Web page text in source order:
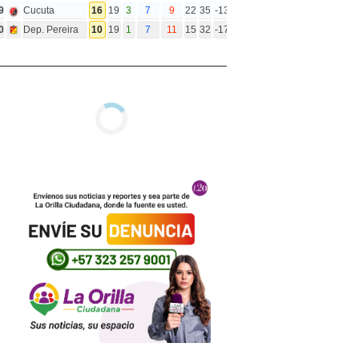
Cucuta 16 19 3 7 9 22 35 -13
Dep. Pereira 10 19 1 7 11 15 32 -17